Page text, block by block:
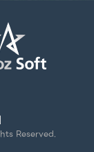
Reserved.